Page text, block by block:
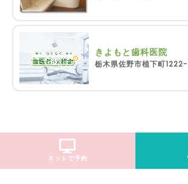
きよもと歯科医院
栃木県佐野市植下町
ネットで予約